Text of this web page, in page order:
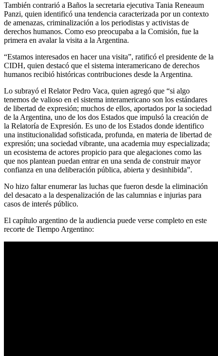
También contrarió a Baños la secretaria ejecutiva Tania Reneaum
Panzi, quien identificó una tendencia caracterizada por un contexto
de amenazas, criminalización a los periodistas y activistas de
derechos humanos. Como eso preocupaba a la Comisión, fue la
primera en avalar la visita a la Argentina.
“Estamos interesados en hacer una visita”, ratificó el presidente de la
CIDH, quien destacó que el sistema interamericano de derechos
humanos recibió históricas contribuciones desde la Argentina.
Lo subrayó el Relator Pedro Vaca, quien agregó que “si algo
tenemos de valioso en el sistema interamericano son los estándares
de libertad de expresión; muchos de ellos, aportados por la sociedad
de la Argentina, uno de los dos Estados que impulsó la creación de
la Relatoría de Expresión. Es uno de los Estados donde identifico
una institucionalidad sofisticada, profunda, en materia de libertad de
expresión; una sociedad vibrante, una academia muy especializada;
un ecosistema de actores propicio para que alegaciones como las
que nos plantean puedan entrar en una senda de construir mayor
confianza en una deliberación pública, abierta y desinhibida”.
No hizo faltar enumerar las luchas que fueron desde la eliminación
del desacato a la despenalización de las calumnias e injurias para
casos de interés público.
El capítulo argentino de la audiencia puede verse completo en este
recorte de Tiempo Argentino: